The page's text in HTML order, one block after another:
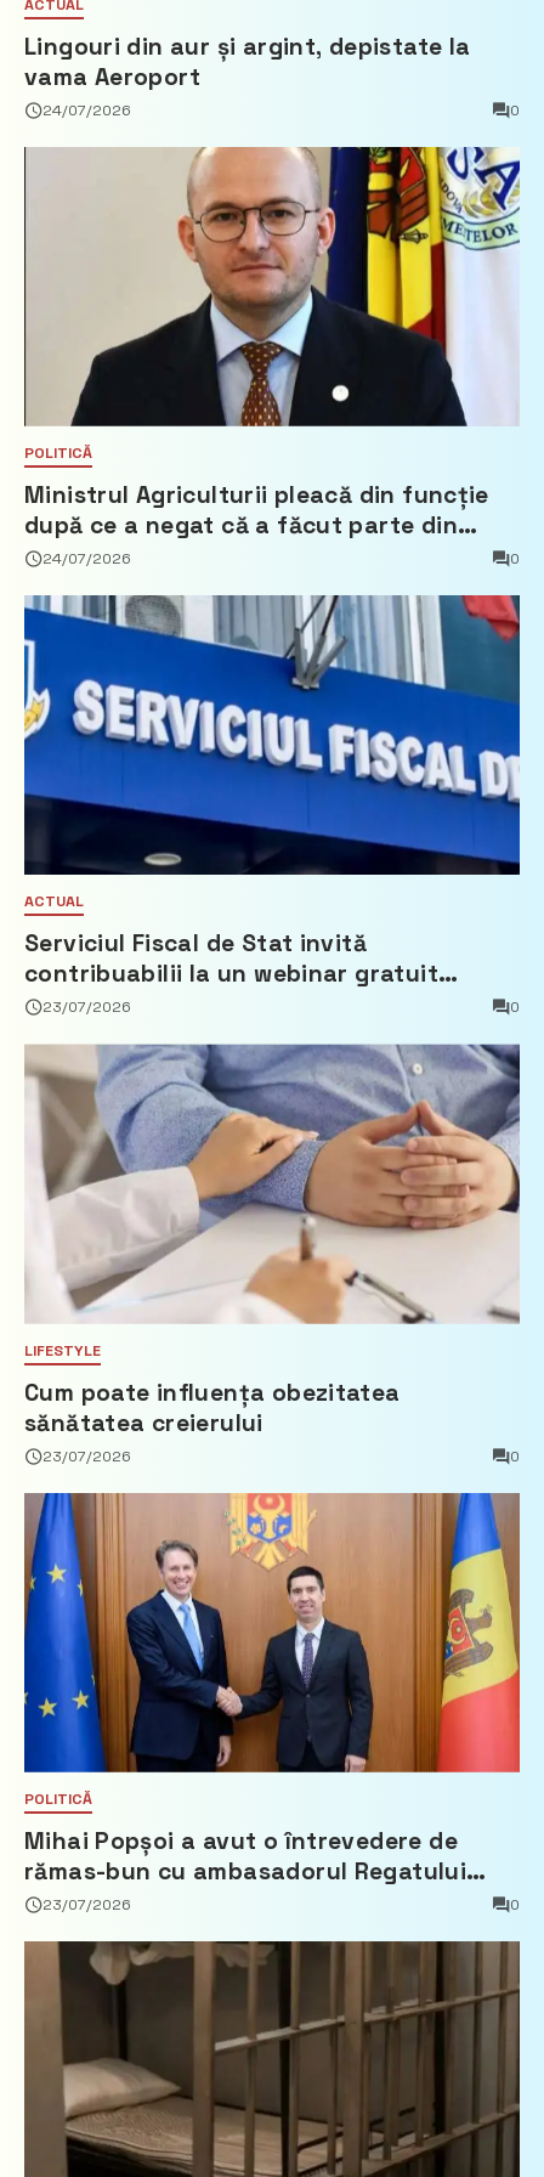
ACTUAL
Lingouri din aur și argint, depistate la
vama Aeroport
24/07/2026 0
POLITICĂ
Ministrul Agriculturii pleacă din funcție
după ce a negat că a făcut parte din
Partidul Democrat
24/07/2026 0
ACTUAL
Serviciul Fiscal de Stat invită
contribuabilii la un webinar gratuit
privind calculul impozitului pe bunurile
23/07/2026 0
LIFESTYLE
Cum poate influența obezitatea
sănătatea creierului
23/07/2026 0
POLITICĂ
Mihai Popșoi a avut o întrevedere de
rămas-bun cu ambasadorul Regatului
Țărilor de Jos, Fred Duijn
23/07/2026 0